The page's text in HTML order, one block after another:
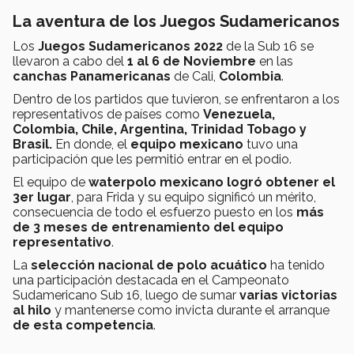
La aventura de los Juegos Sudamericanos
Los Juegos Sudamericanos 2022 de la Sub 16 se
llevaron a cabo del 1 al 6 de Noviembre en las
canchas Panamericanas de Cali, Colombia.
Dentro de los partidos que tuvieron, se enfrentaron a los
representativos de países como Venezuela,
Colombia, Chile, Argentina, Trinidad Tobago y
Brasil. En donde, el equipo mexicano tuvo una
participación que les permitió entrar en el podio.
El equipo de waterpolo mexicano logró obtener el
3er lugar , para Frida y su equipo significó un mérito,
consecuencia de todo el esfuerzo puesto en los más
de 3 meses de entrenamiento del equipo
representativo.
La selección nacional de polo acuático ha tenido
una participación destacada en el Campeonato
Sudamericano Sub 16, luego de sumar varias victorias
al hilo y mantenerse como invicta durante el arranque
de esta competencia.